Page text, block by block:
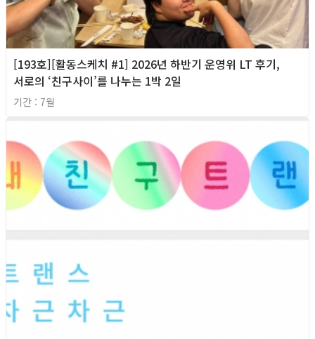
[193호][활동스케치 #1] 2026년 하반기 운영위 LT 후기,
서로의 ‘친구사이’를 나누는 1박 2일
기간 : 7월